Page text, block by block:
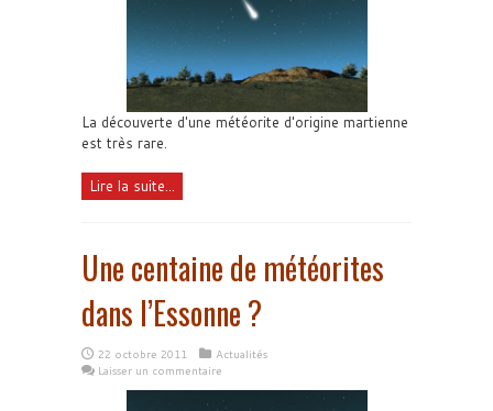
La découverte d'une météorite d'origine martienne
est très rare.
Lire la suite...
Une centaine de météorites
dans l’Essonne ?
22 octobre 2011
Actualités
Laisser un commentaire